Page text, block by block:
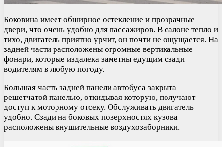
Боковина имеет обширное остекление и прозрачные
двери, что очень удобно для пассажиров. В салоне тепло и
тихо, двигатель приятно урчит, он почти не ощущается. На
задней части расположены огромные вертикальные
фонари, которые издалека заметны едущим сзади
водителям в любую погоду.
Большая часть задней панели автобуса закрыта
решетчатой панелью, откидывая которую, получают
доступ к моторному отсеку. Обслуживать двигатель
удобно. Сзади на боковых поверхностях кузова
расположены внушительные воздухозаборники.